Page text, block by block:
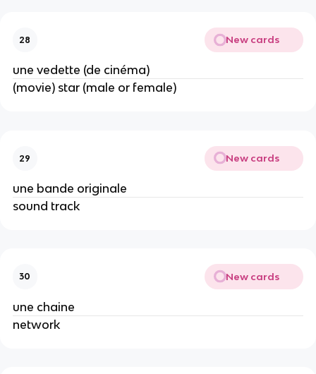
28 New cards
une vedette (de cinéma)
(movie) star (male or female)
29 New cards
une bande originale
sound track
30 New cards
une chaine
network